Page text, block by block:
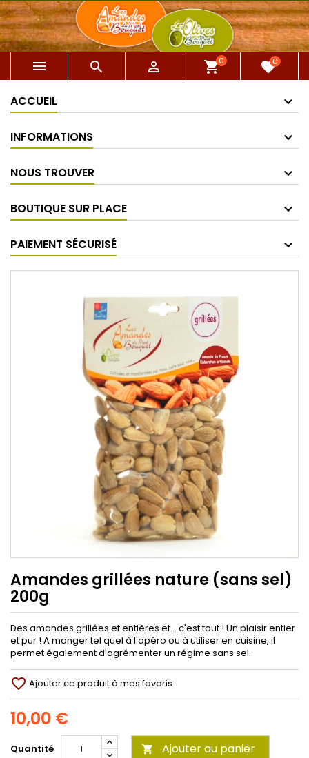
   shopping_cart0 favorite
0
ACCUEIL
INFORMATIONS
NOUS TROUVER
BOUTIQUE SUR PLACE
PAIEMENT SÉCURISÉ
Amandes grillées nature (sans sel)
200g
Des amandes grillées et entières et... c'est tout ! Un plaisir entier
et pur ! A manger tel quel à l'apéro ou à utiliser en cuisine, il
permet également d'agrémenter un régime sans sel.
favorite_border Ajouter ce produit à mes favoris
10,00 €
Quantité  Ajouter au panier